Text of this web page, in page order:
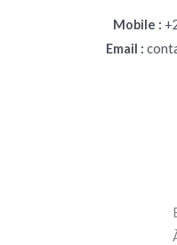
Mobile :
Email :